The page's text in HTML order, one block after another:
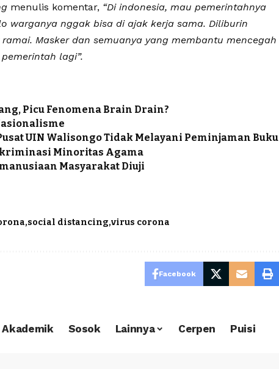
menulis komentar, “Di indonesia, mau pemerintahnya
warganya nggak bisa di ajak kerja sama. Diliburin
Masker dan semuanya yang membantu mencegah
lagi”.
Picu Fenomena Brain Drain?
UIN Walisongo Tidak Melayani Peminjaman Buku
Minoritas Agama
Masyarakat Diuji
social distancing virus corona
Facebook
Akademik Sosok Lainnya Cerpen Puisi